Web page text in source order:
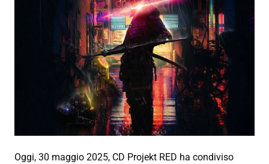
Oggi, 30 maggio 2025, CD Projekt RED ha condiviso